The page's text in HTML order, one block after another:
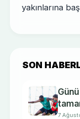
yakınlarına
SON
7